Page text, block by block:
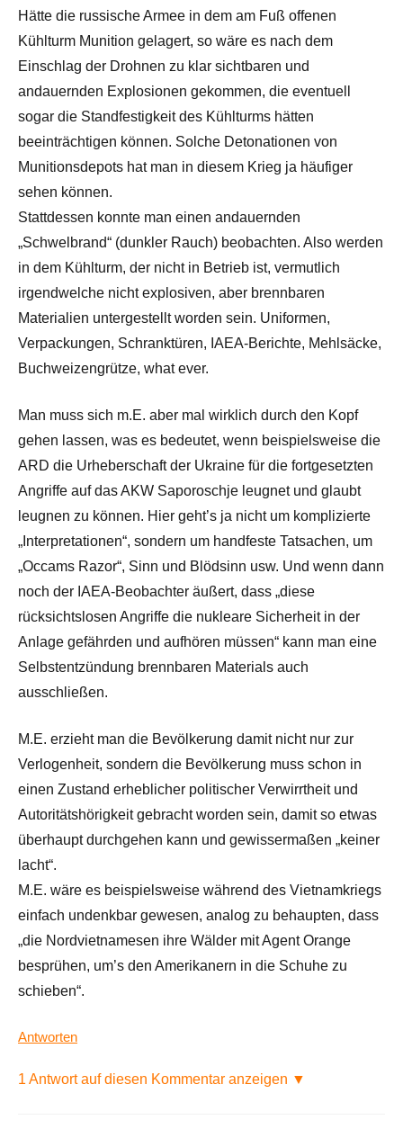
Hätte die russische Armee in dem am Fuß offenen
Kühlturm Munition gelagert, so wäre es nach dem
Einschlag der Drohnen zu klar sichtbaren und
andauernden Explosionen gekommen, die eventuell
sogar die Standfestigkeit des Kühlturms hätten
beeinträchtigen können. Solche Detonationen von
Munitionsdepots hat man in diesem Krieg ja häufiger
sehen können.
Stattdessen konnte man einen andauernden
„Schwelbrand“ (dunkler Rauch) beobachten. Also werden
in dem Kühlturm, der nicht in Betrieb ist, vermutlich
irgendwelche nicht explosiven, aber brennbaren
Materialien untergestellt worden sein. Uniformen,
Verpackungen, Schranktüren, IAEA-Berichte, Mehlsäcke,
Buchweizengrütze, what ever.
Man muss sich m.E. aber mal wirklich durch den Kopf
gehen lassen, was es bedeutet, wenn beispielsweise die
ARD die Urheberschaft der Ukraine für die fortgesetzten
Angriffe auf das AKW Saporoschje leugnet und glaubt
leugnen zu können. Hier geht’s ja nicht um komplizierte
„Interpretationen“, sondern um handfeste Tatsachen, um
„Occams Razor“, Sinn und Blödsinn usw. Und wenn dann
noch der IAEA-Beobachter äußert, dass „diese
rücksichtslosen Angriffe die nukleare Sicherheit in der
Anlage gefährden und aufhören müssen“ kann man eine
Selbstentzündung brennbaren Materials auch
ausschließen.
M.E. erzieht man die Bevölkerung damit nicht nur zur
Verlogenheit, sondern die Bevölkerung muss schon in
einen Zustand erheblicher politischer Verwirrtheit und
Autoritätshörigkeit gebracht worden sein, damit so etwas
überhaupt durchgehen kann und gewissermaßen „keiner
lacht“.
M.E. wäre es beispielsweise während des Vietnamkriegs
einfach undenkbar gewesen, analog zu behaupten, dass
„die Nordvietnamesen ihre Wälder mit Agent Orange
besprühen, um’s den Amerikanern in die Schuhe zu
schieben“.
Antworten
1 Antwort auf diesen Kommentar anzeigen ▼